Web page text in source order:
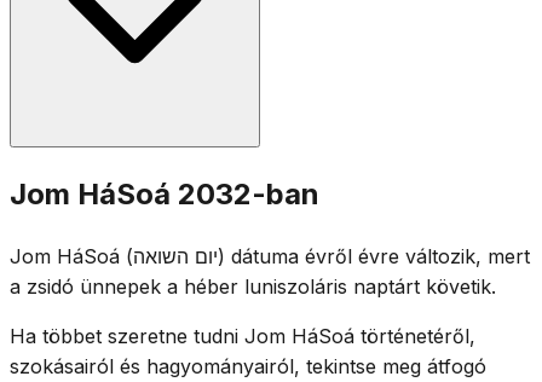
áldozatot jelképezve) és az áldozatok neveinek
felolvasása szerepel. A zászlókat félárbócra engedik.
A Jom HáSoát 1953-ban alapította az izraeli Kneszet. A
Niszán 27-i dátumot a varsói gettófelkelés
évfordulójához való közelsége miatt választották (1943.
Niszán 15.), elkerülve az ütközést Peszáchhal.
Jom HáSoá 2032-ban
Jom HáSoá (יום השואה) dátuma évről évre változik, mert
a zsidó ünnepek a héber luniszoláris naptárt követik.
Ha többet szeretne tudni Jom HáSoá történetéről,
szokásairól és hagyományairól, tekintse meg átfogó